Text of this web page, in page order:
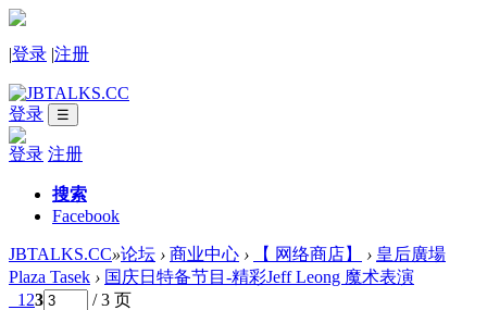
|登录 |注册
登录 ☰
登录 注册
搜索
Facebook
JBTALKS.CC»论坛 › 商业中心 › 【 网络商店】 › 皇后廣場
Plaza Tasek › 国庆日特备节目-精彩Jeff Leong 魔术表演
1 23
/ 3 页